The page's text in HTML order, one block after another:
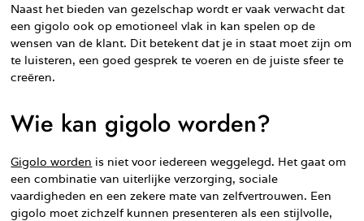
Naast het bieden van gezelschap wordt er vaak verwacht dat
een gigolo ook op emotioneel vlak in kan spelen op de
wensen van de klant. Dit betekent dat je in staat moet zijn om
te luisteren, een goed gesprek te voeren en de juiste sfeer te
creëren.
Wie kan gigolo worden?
Gigolo worden is niet voor iedereen weggelegd. Het gaat om
een combinatie van uiterlijke verzorging, sociale
vaardigheden en een zekere mate van zelfvertrouwen. Een
gigolo moet zichzelf kunnen presenteren als een stijlvolle,